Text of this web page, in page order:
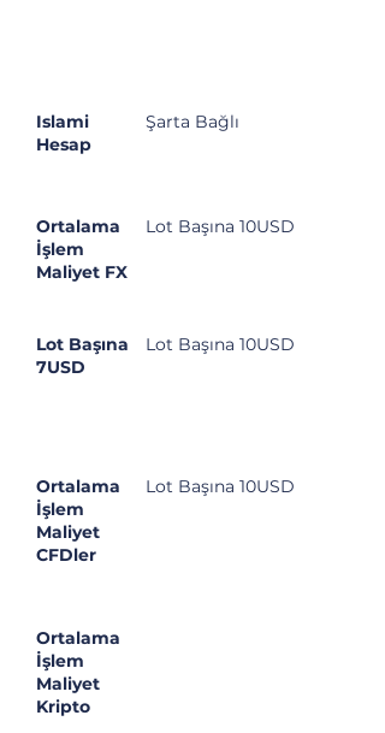
Islami
Hesap
Şarta Bağlı
Ortalama
İşlem
Maliyet FX
Lot Başına 10USD
Lot Başına
7USD
Lot Başına 10USD
Ortalama
İşlem
Maliyet
CFDler
Lot Başına 10USD
Ortalama
İşlem
Maliyet
Kripto